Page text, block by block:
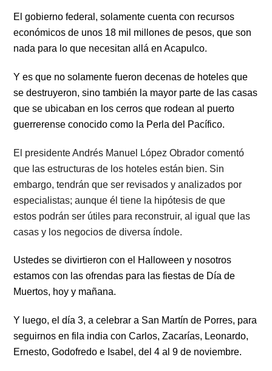
El gobierno federal, solamente cuenta con recursos
económicos de unos 18 mil millones de pesos, que son
nada para lo que necesitan allá en Acapulco.
Y es que no solamente fueron decenas de hoteles que
se destruyeron, sino también la mayor parte de las casas
que se ubicaban en los cerros que rodean al puerto
guerrerense conocido como la Perla del Pacífico.
El presidente Andrés Manuel López Obrador comentó
que las estructuras de los hoteles están bien. Sin
embargo, tendrán que ser revisados y analizados por
especialistas; aunque él tiene la hipótesis de que
estos podrán ser útiles para reconstruir, al igual que las
casas y los negocios de diversa índole.
Ustedes se divirtieron con el Halloween y nosotros
estamos con las ofrendas para las fiestas de Día de
Muertos, hoy y mañana.
Y luego, el día 3, a celebrar a San Martín de Porres, para
seguirnos en fila india con Carlos, Zacarías, Leonardo,
Ernesto, Godofredo e Isabel, del 4 al 9 de noviembre.